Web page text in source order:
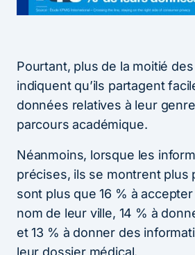
Pourtant, plus de la moitié
indiquent qu’ils partagent
données relatives à leur
parcours académique.
Néanmoins, lorsque les
précises, ils se montrent plus
sont plus que 16 % à
nom de leur ville, 14 % à
et 13 % à donner des
leur dossier médical.